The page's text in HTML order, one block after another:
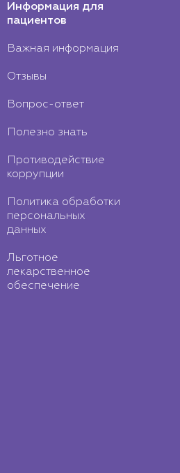
Информация для
пациентов
Важная информация
Отзывы
Вопрос-ответ
Полезно знать
Противодействие
коррупции
Политика обработки
персональных
данных
Льготное
лекарственное
обеспечение